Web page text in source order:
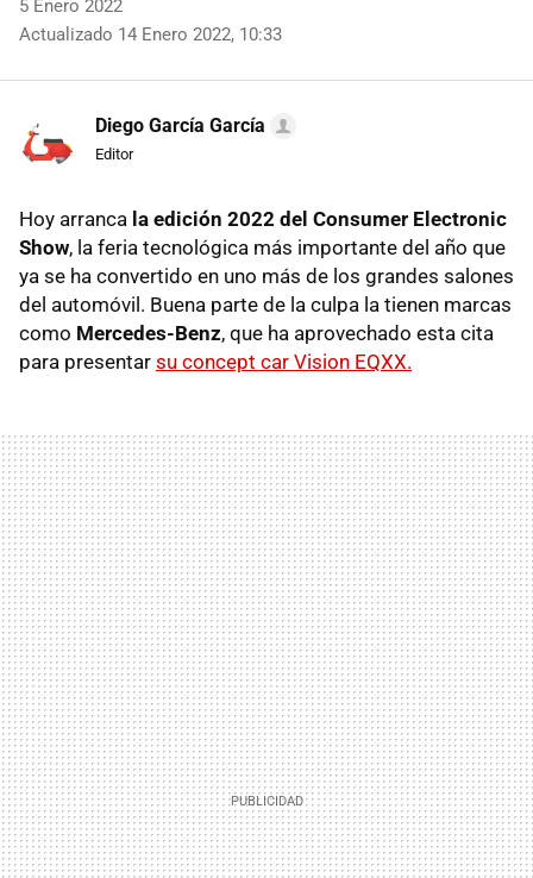
5 Enero 2022
Actualizado 14 Enero 2022, 10:33
Diego García García
Editor
Hoy arranca la edición 2022 del Consumer Electronic
Show, la feria tecnológica más importante del año que
ya se ha convertido en uno más de los grandes salones
del automóvil. Buena parte de la culpa la tienen marcas
como Mercedes-Benz, que ha aprovechado esta cita
para presentar su concept car Vision EQXX.